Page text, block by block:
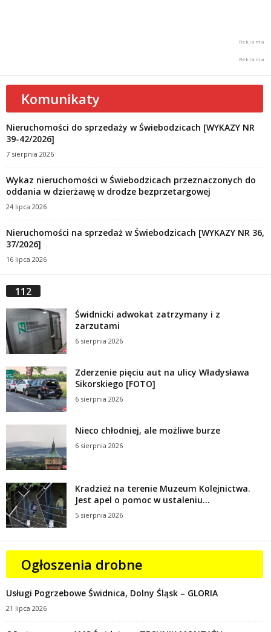
Komunikaty
Nieruchomości do sprzedaży w Świebodzicach [WYKAZY NR
39-42/2026]
7 sierpnia 2026
Wykaz nieruchomości w Świebodzicach przeznaczonych do
oddania w dzierżawę w drodze bezprzetargowej
24 lipca 2026
Nieruchomości na sprzedaż w Świebodzicach [WYKAZY NR 36,
37/2026]
16 lipca 2026
112
Świdnicki adwokat zatrzymany i z
zarzutami
6 sierpnia 2026
Zderzenie pięciu aut na ulicy Władysława
Sikorskiego [FOTO]
6 sierpnia 2026
Nieco chłodniej, ale możliwe burze
6 sierpnia 2026
Kradzież na terenie Muzeum Kolejnictwa.
Jest apel o pomoc w ustaleniu...
5 sierpnia 2026
Ogłoszenia drobne
Usługi Pogrzebowe Świdnica, Dolny Śląsk – GLORIA
21 lipca 2026